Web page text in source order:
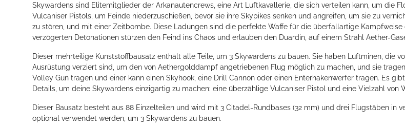
Skywardens sind Elitemitglieder der Arkanautencrews, eine Art Luftkavallerie, die sich verteilen kann, um die
Vulcaniser Pistols, um Feinde niederzuschießen, bevor sie ihre Skypikes senken und angreifen, um sie zu
zu stören, und mit einer Zeitbombe. Diese Ladungen sind die perfekte Waffe für die überfallartige
verzögerten Detonationen stürzen den Feind ins Chaos und erlauben den Duardin, auf einem Strahl Aether-
Dieser mehrteilige Kunststoffbausatz enthält alle Teile, um 3 Skywardens zu bauen. Sie haben Luftminen, die
Ausrüstung verziert sind, um den von Aethergolddampf angetriebenen Flug möglich zu machen, und sie
Volley Gun tragen und einer kann einen Skyhook, eine Drill Cannon oder einen Enterhakenwerfer tragen. Es
Details, um deine Skywardens einzigartig zu machen: eine überzählige Vulcaniser Pistol und eine Vielzahl von
Dieser Bausatz besteht aus 88 Einzelteilen und wird mit 3 Citadel-Rundbases (32 mm) und drei Flugstäben in
optional verwendet werden, um 3 Skywardens zu bauen.